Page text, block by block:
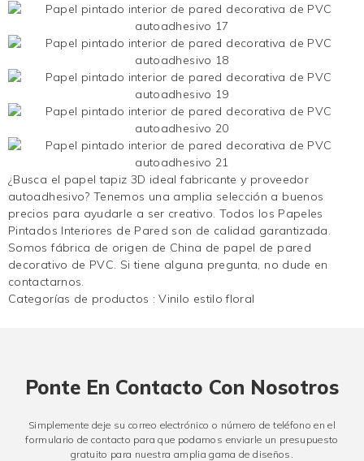
¿Busca el papel tapiz 3D ideal fabricante y proveedor
autoadhesivo? Tenemos una amplia selección a buenos
precios para ayudarle a ser creativo. Todos los Papeles
Pintados Interiores de Pared son de calidad garantizada.
Somos fábrica de origen de China de papel de pared
decorativo de PVC. Si tiene alguna pregunta, no dude en
contactarnos.
Categorías de productos :Vinilo estilo floral
Ponte En Contacto Con Nosotros
Simplemente deje su correo electrónico o número de teléfono en el
formulario de contacto para que podamos enviarle un presupuesto
gratuito para nuestra amplia gama de diseños.